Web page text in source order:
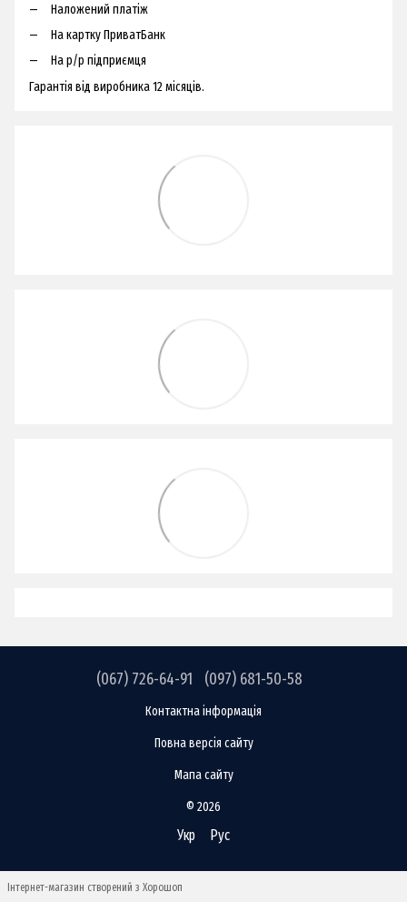
Наложений платіж
На картку ПриватБанк
На р/р підприємця
Гарантія від виробника 12 місяців.
(067) 726-64-91 (097) 681-50-58
Контактна інформація
Повна версія сайту
Мапа сайту
© 2026
Укр Рус
Інтернет-магазин створений з Хорошоп